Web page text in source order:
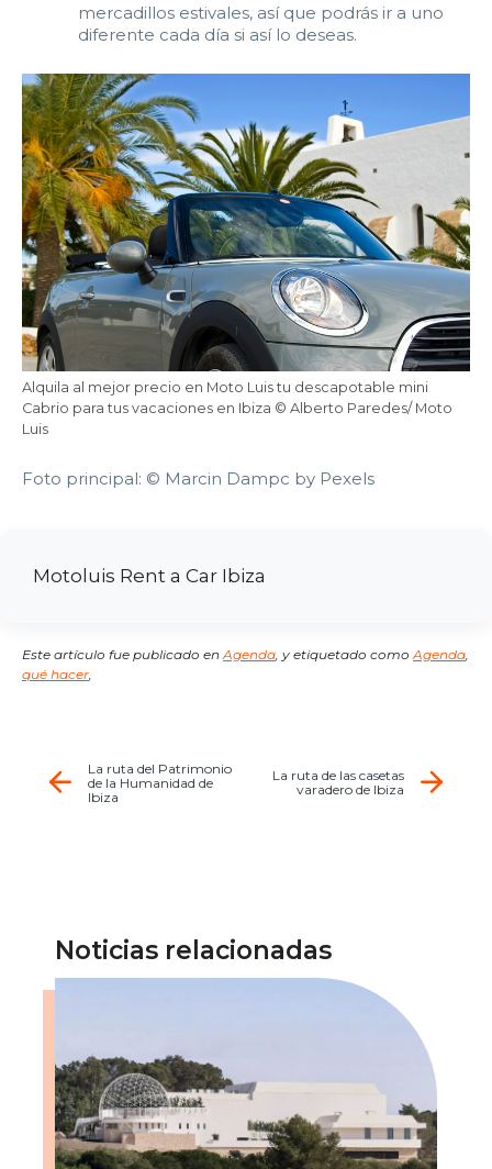
mercadillos estivales, así que podrás ir a uno
diferente cada día si así lo deseas.
Alquila al mejor precio en Moto Luis tu descapotable mini
Cabrio para tus vacaciones en Ibiza © Alberto Paredes/ Moto
Luis
Foto principal: © Marcin Dampc by Pexels
Motoluis Rent a Car Ibiza
Este artículo fue publicado en Agenda y etiquetado como Agenda
qué hacer
La ruta del Patrimonio
de la Humanidad de
Ibiza
La ruta de las casetas
varadero de Ibiza
Noticias relacionadas